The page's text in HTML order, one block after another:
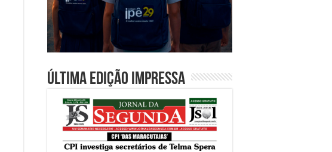
Última edição impressa